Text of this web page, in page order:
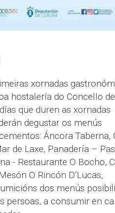
xornadas
hostalería do Concello
que duren as xornadas
degustar os menús
Áncora Taberna,
de Laxe, Panadería –
- Restaurante O Bocho,
O Rincón D’Lucas,
dos menús
persoas, a consumir en